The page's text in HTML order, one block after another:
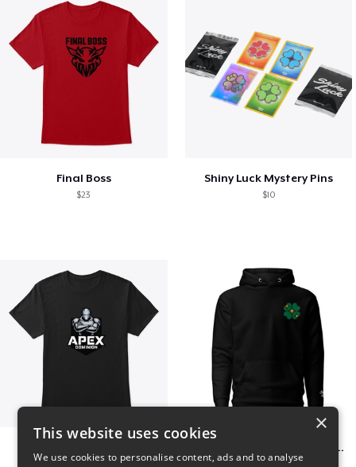
Final Boss
$23
Shiny Luck Mystery Pins
$10
Shiny Luck Embroidered Hoodie
×
This website uses cookies
We use cookies to personalise content, ads and to analyse